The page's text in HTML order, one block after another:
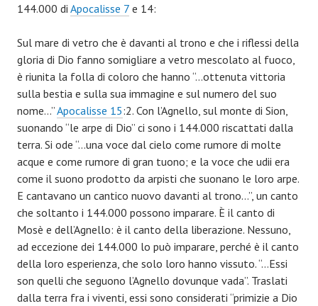
144.000 di Apocalisse 7 e 14:
Sul mare di vetro che è davanti al trono e che i riflessi della
gloria di Dio fanno somigliare a vetro mescolato al fuoco,
è riunita la folla di coloro che hanno “…ottenuta vittoria
sulla bestia e sulla sua immagine e sul numero del suo
nome…”Apocalisse 15:2. Con l’Agnello, sul monte di Sion,
suonando “le arpe di Dio” ci sono i 144.000 riscattati dalla
terra. Si ode “…una voce dal cielo come rumore di molte
acque e come rumore di gran tuono; e la voce che udii era
come il suono prodotto da arpisti che suonano le loro arpe.
E cantavano un cantico nuovo davanti al trono…”, un canto
che soltanto i 144.000 possono imparare. È il canto di
Mosè e dell’Agnello: è il canto della liberazione. Nessuno,
ad eccezione dei 144.000 lo può imparare, perché è il canto
della loro esperienza, che solo loro hanno vissuto. “…Essi
son quelli che seguono l’Agnello dovunque vada”. Traslati
dalla terra fra i viventi, essi sono considerati “primizie a Dio